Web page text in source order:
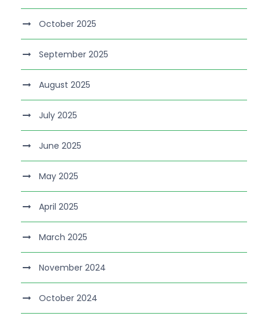
October 2025
September 2025
August 2025
July 2025
June 2025
May 2025
April 2025
March 2025
November 2024
October 2024